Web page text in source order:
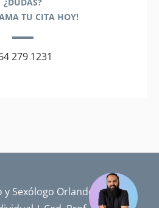
TU CITA HOY!
279 1231
y Sexólogo Orlando Pérez |